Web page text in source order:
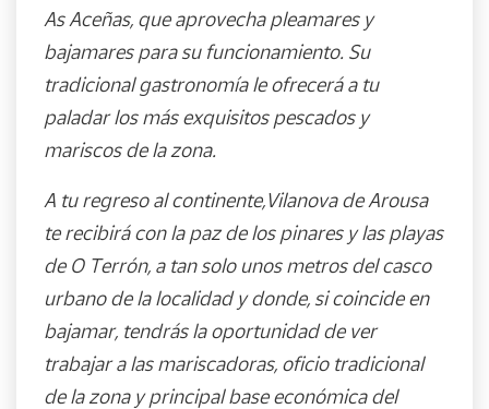
As Aceñas, que aprovecha pleamares y
bajamares para su funcionamiento. Su
tradicional gastronomía le ofrecerá a tu
paladar los más exquisitos pescados y
mariscos de la zona.
A tu regreso al continente,Vilanova de Arousa
te recibirá con la paz de los pinares y las playas
de O Terrón, a tan solo unos metros del casco
urbano de la localidad y donde, si coincide en
bajamar, tendrás la oportunidad de ver
trabajar a las mariscadoras, oficio tradicional
de la zona y principal base económica del